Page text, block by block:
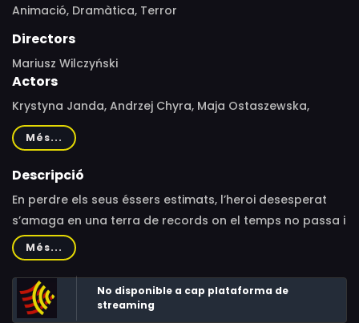
Animació, Dramàtica, Terror
Directors
Mariusz Wilczyński
Actors
Krystyna Janda, Andrzej Chyra, Maja Ostaszewska,
Małgorzata Kożuchowska, Barbara Krafftówna, Anna
Dymna, Marek Kondrat, Gustaw Holoubek, Irena
Kwiatkowska, Andrzej Wajda, Daniel Olbrychski, Tomasz
Zbigniew Rybczyński
Més...
Descripció
En perdre els seus éssers estimats, l’heroi desesperat
s’amaga en una terra de records on el temps no passa i
els seus encara hi són. Amb els anys, una ciutat creix a
la seva imaginació. Un festival de neurosi i humor
surrealista basat en els records i traumes d’infantesa
del seu director.
Més...
No disponible a cap plataforma de
streaming